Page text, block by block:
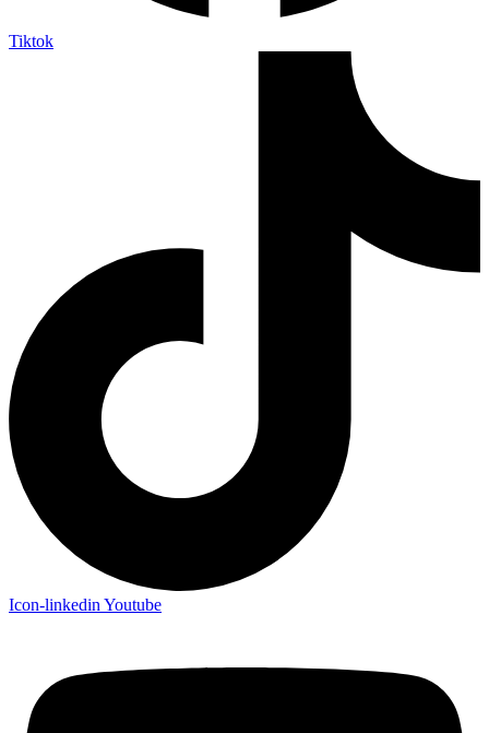
Tiktok
Icon-linkedin Youtube